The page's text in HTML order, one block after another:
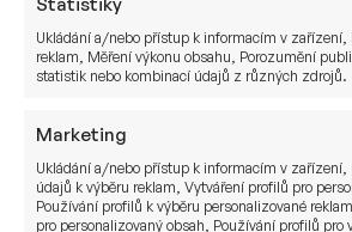
Ukládání a/nebo přístup k informacím v zařízení,
reklam, Měření výkonu obsahu, Porozumění
statistik nebo kombinací údajů z různých zdrojů.
Marketing
Ukládání a/nebo přístup k informacím v zařízení,
údajů k výběru reklam, Vytváření profilů pro
Používání profilů k výběru personalizované
pro personalizovaný obsah, Používání profilů pro
vstoupí na burzu (IPO). Tím získá
kapitál i s výnosem a rozdělí
(v tomto případě 1 200 000 USD).